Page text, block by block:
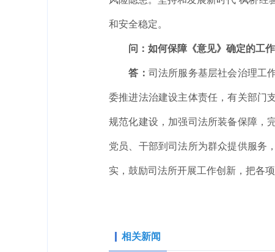
和安全稳定。
问：如何保障《意见》确定的工
答： 司法所服务基层社会治理工
委推进法治建设主体责任，有关部门
规范化建设，加强司法所装备保障，
党员、干部到司法所为群众提供服务
实，鼓励司法所开展工作创新，把各
相关新闻